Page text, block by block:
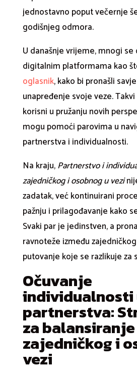
jednostavno poput večernje
godišnjeg odmora.
U današnje vrijeme, mnogi se
digitalnim platformama kao
oglasnik, kako bi pronašli
unapređenje svoje veze.
korisni u pružanju novih
mogu pomoći parovima u
partnerstva i individualnosti.
Na kraju,Partnerstvo i
zajedničkog i osobnog u vezi
zadatak, već kontinuirani
pažnju i prilagođavanje kako
Svaki par je jedinstven, a
ravnoteže između
putovanje koje se razlikuje za
Očuvanje
individualnosti
partnerstva:
za balansiranje
zajedničkog i
vezi